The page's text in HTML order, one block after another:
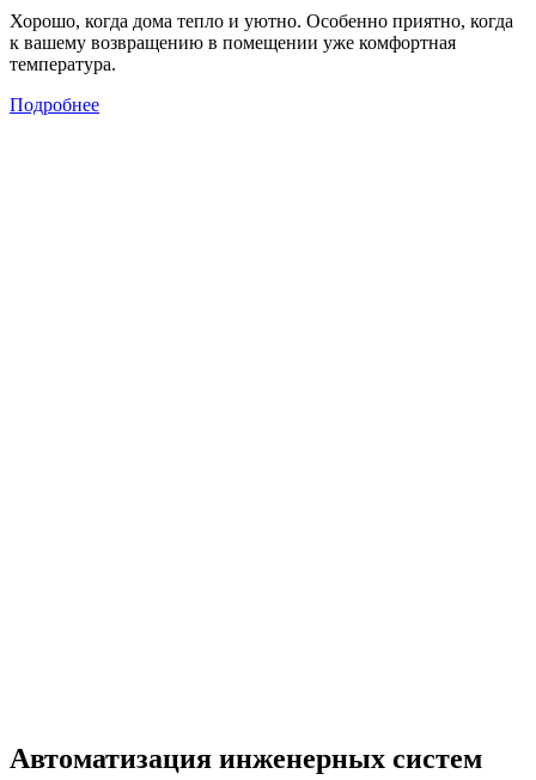
Хорошо, когда дома тепло и уютно. Особенно приятно, когда
к вашему возвращению в помещении уже комфортная
температура.
Подробнее
Автоматизация инженерных систем